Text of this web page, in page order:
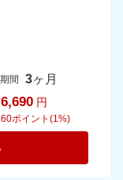
間 3ヶ月
6,690 円
60ポイント(1%)